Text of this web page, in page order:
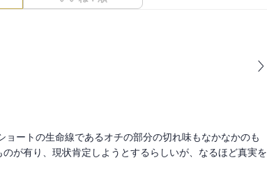
ートの生命線であるオチの部分の切れ味もなかなかのも
が有り、現状肯定しようとするらしいが、なるほど真実を